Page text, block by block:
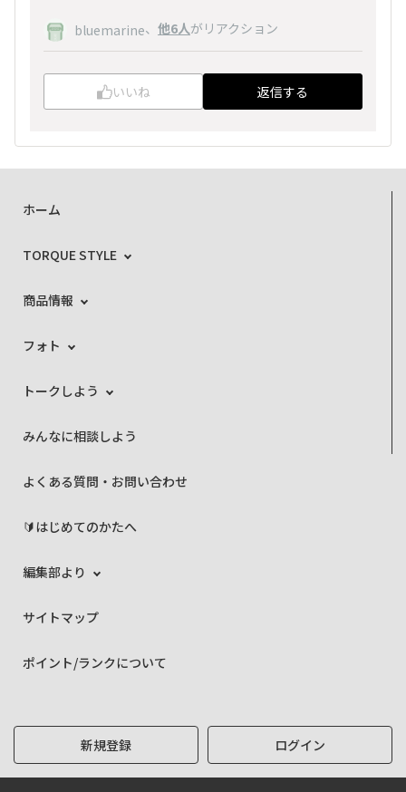
bluemarine、 他6人がリアクション
いいね 返信する
ホーム
TORQUE STYLE
商品情報
フォト
トークしよう
みんなに相談しよう
よくある質問・お問い合わせ
🔰はじめてのかたへ
編集部より
サイトマップ
ポイント/ランクについて
新規登録 ログイン